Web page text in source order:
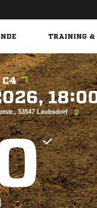
TRAINING &
C4

53547 Leubsdorf